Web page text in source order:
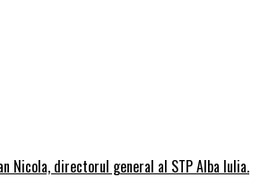
Nicola, directorul general al STP Alba Iulia.